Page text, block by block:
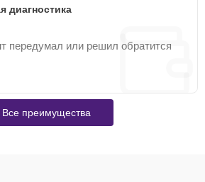
диагностика
передумал или решил обратится
Все преимущества